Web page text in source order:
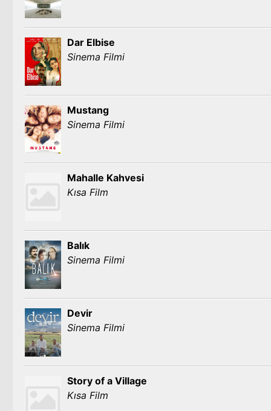
Dar Elbise
Sinema Filmi
Mustang
Sinema Filmi
Mahalle Kahvesi
Kısa Film
Balık
Sinema Filmi
Devir
Sinema Filmi
Story of a Village
Kısa Film